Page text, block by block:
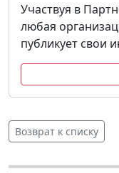
Участвуя в
любая
публикует свои
Возврат к списку